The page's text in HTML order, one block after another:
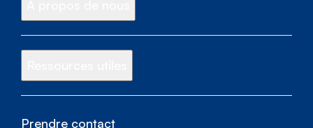
Prendre contact